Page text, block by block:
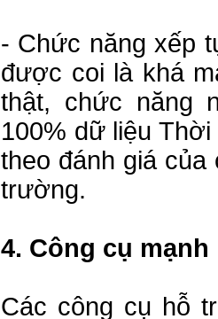
- Chức năng xếp
được coi là khá
thật, chức năng
100% dữ liệu
theo đánh giá
trường.
4. Công cụ mạnh
Các công cụ hỗ